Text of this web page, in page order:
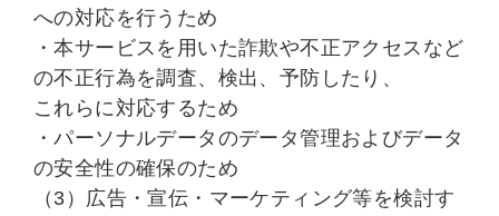
への対応を行うため
・本サービスを用いた詐欺や不正アクセスなど
の不正行為を調査、検出、予防したり、
これらに対応するため
・パーソナルデータのデータ管理およびデータ
の安全性の確保のため
（3）広告・宣伝・マーケティング等を検討す